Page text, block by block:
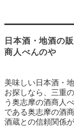
日本酒・地酒の
商人べんのや
美味しい日本酒・
お探しなら、三重
う奥志摩の酒商人
である奥志摩の酒
酒蔵との信頼関係